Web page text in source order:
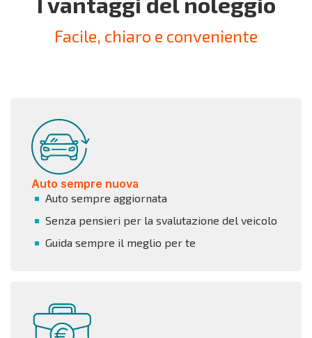
Facile, chiaro e conveniente
Auto sempre nuova
Auto sempre aggiornata
Senza pensieri per la svalutazione del veicolo
Guida sempre il meglio per te